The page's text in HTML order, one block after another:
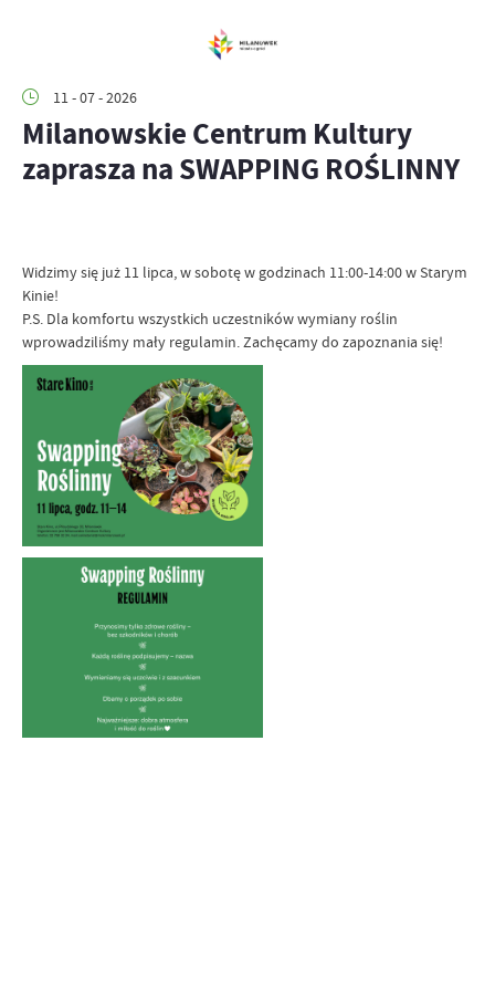
11 - 07 - 2026
Milanowskie Centrum Kultury
zaprasza na SWAPPING ROŚLINNY
Widzimy się już 11 lipca, w sobotę w godzinach 11:00-14:00 w Starym
Kinie!
P.S. Dla komfortu wszystkich uczestników wymiany roślin
wprowadziliśmy mały regulamin. Zachęcamy do zapoznania się!